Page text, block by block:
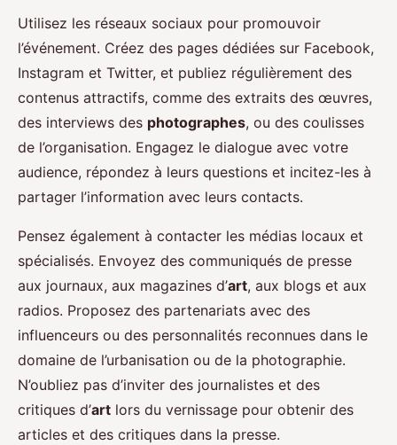
Utilisez les réseaux sociaux pour promouvoir
l’événement. Créez des pages dédiées sur Facebook,
Instagram et Twitter, et publiez régulièrement des
contenus attractifs, comme des extraits des œuvres,
des interviews des photographes, ou des coulisses
de l’organisation. Engagez le dialogue avec votre
audience, répondez à leurs questions et incitez-les à
partager l’information avec leurs contacts.
Pensez également à contacter les médias locaux et
spécialisés. Envoyez des communiqués de presse
aux journaux, aux magazines d’art, aux blogs et aux
radios. Proposez des partenariats avec des
influenceurs ou des personnalités reconnues dans le
domaine de l’urbanisation ou de la photographie.
N’oubliez pas d’inviter des journalistes et des
critiques d’art lors du vernissage pour obtenir des
articles et des critiques dans la presse.